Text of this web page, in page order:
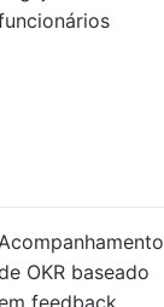
OKR baseado
feedback